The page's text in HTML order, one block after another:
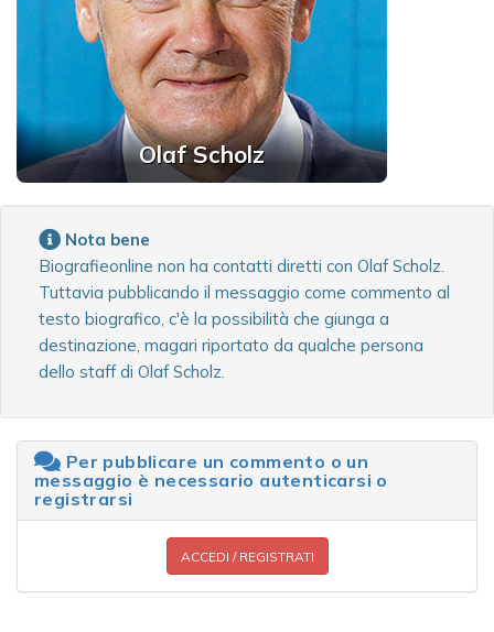
Olaf Scholz
Nota bene
Biografieonline non ha contatti diretti con Olaf Scholz.
Tuttavia pubblicando il messaggio come commento al
testo biografico, c'è la possibilità che giunga a
destinazione, magari riportato da qualche persona
dello staff di Olaf Scholz.
Per pubblicare un commento o un
messaggio è necessario autenticarsi o
registrarsi
ACCEDI / REGISTRATI